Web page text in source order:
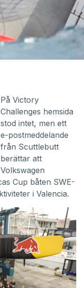
På Victory
Challenges hemsida
stod intet, men ett
e-postmeddelande
från Scuttlebutt
berättar att
Volkswagen
Cup båten SWE-
i Valencia.